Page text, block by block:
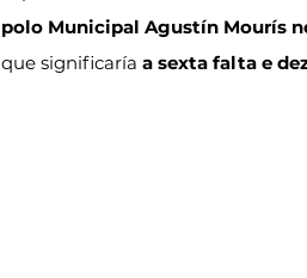
polo Municipal Agustín Mourís
que significaría a sexta falta e